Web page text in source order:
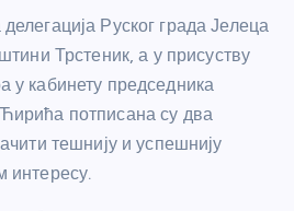
Руског града Јелеца
Трстеник, а у присуству
у кабинету председника
потписана су два
тешнију и успешнију
интересу.